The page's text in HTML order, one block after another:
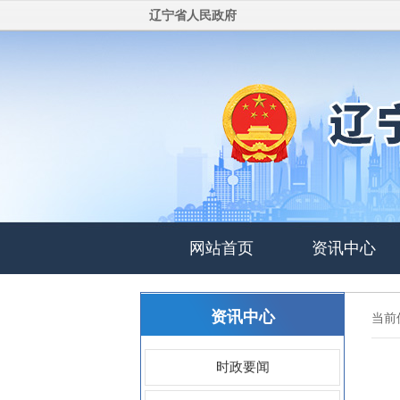
辽宁省人民政府
网站首页 资讯中心
资讯中心
时政要闻
当前